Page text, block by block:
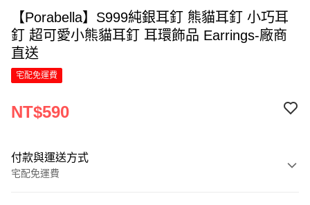
【Porabella】S999純銀耳釘 熊貓耳釘 小巧耳
釘 超可愛小熊貓耳釘 耳環飾品 Earrings-廠商
直送
宅配免運費
NT$590
付款與運送方式
宅配免運費